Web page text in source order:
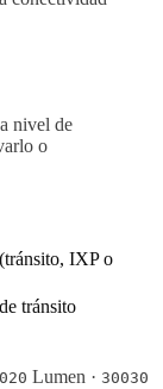
nivel de
o
IXP o
tránsito
Lumen · 30030